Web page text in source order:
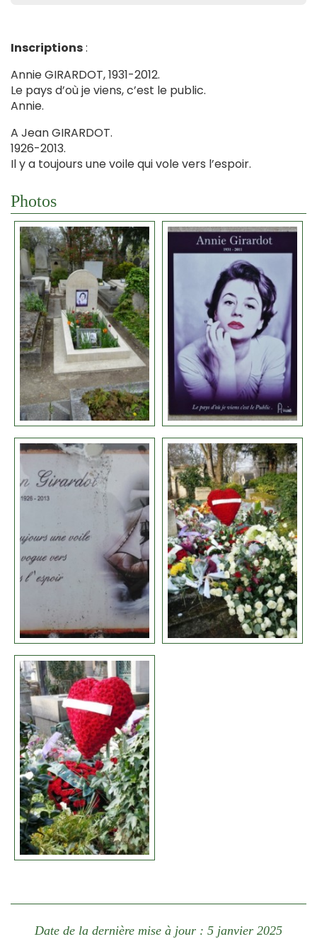
Inscriptions:
Annie GIRARDOT, 1931-2012.
Le pays d’où je viens, c’est le public.
Annie.
A Jean GIRARDOT.
1926-2013.
Il y a toujours une voile qui vole vers l’espoir.
Photos
Date de la dernière mise à jour : 5 janvier 2025